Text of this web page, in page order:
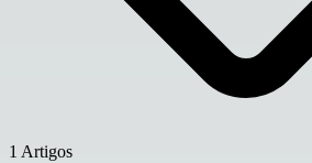
1 Artigos